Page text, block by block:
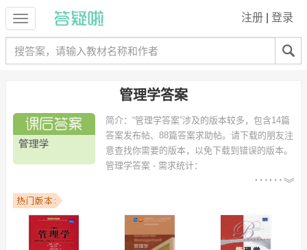
注册 登录
管理学答案
简介： “管理学答案”涉及的版本较多，包含14篇
答案发布帖、88篇答案求助帖。请下载的朋友注
意查找你需要的版本，以免下载到错误的版本。
管理学答案 - 需求统计：
：工商管理、市场营销、人力资源管理、
工程管理、国际经济与贸易、财务管理、电子商务、计算机科学与技
术、信息管理与信息系统、旅游管理 等专业。
以下学校的同学下载过
管理学答案：浙江工商大学、云南财经大学、北
京大学、江西师范大学、南通大学、浙江理工大学、北京信息科技大